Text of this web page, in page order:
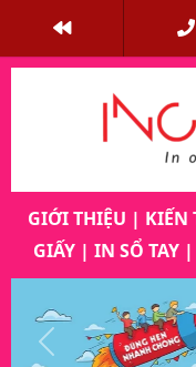
GIỚI THIỆU | KIẾN
GIẤY| IN SỔ TAY|
Previous